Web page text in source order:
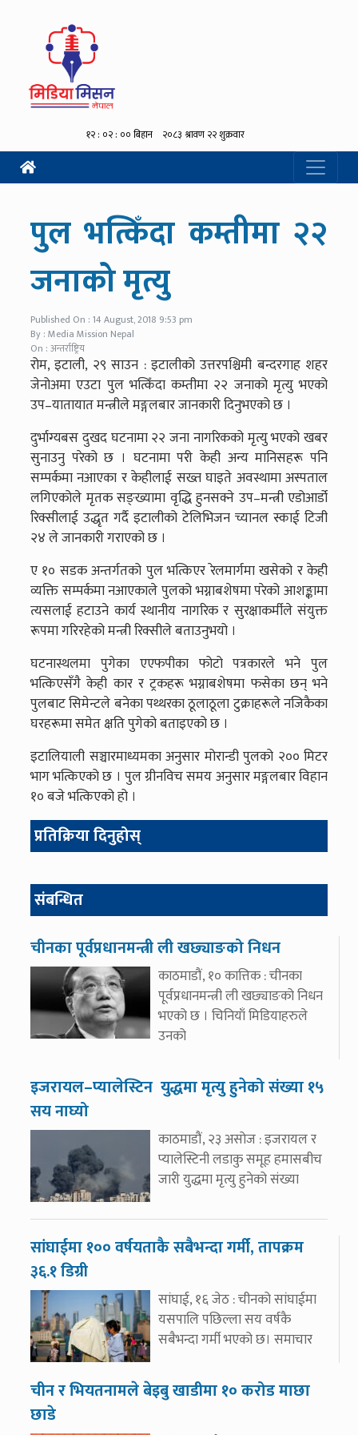
पुल भत्किँदा कम्तीमा २२
जनाको मृत्यु
Published On : 14 August, 2018 9:53 pm
By : Media Mission Nepal
On : अन्तर्राष्ट्रिय
रोम, इटाली, २९ साउन : इटालीको उत्तरपश्चिमी बन्दरगाह शहर
जेनोअमा एउटा पुल भत्किँदा कम्तीमा २२ जनाको मृत्यु भएको
उप–यातायात मन्त्रीले मङ्गलबार जानकारी दिनुभएको छ ।
दुर्भाग्यबस दुखद घटनामा २२ जना नागरिकको मृत्यु भएको खबर
सुनाउनु परेको छ । घटनामा परी केही अन्य मानिसहरू पनि
सम्पर्कमा नआएका र केहीलाई सख्त घाइते अवस्थामा अस्पताल
लगिएकोले मृतक सङ्ख्यामा वृद्धि हुनसक्ने उप–मन्त्री एडोआर्डो
रिक्सीलाई उद्धृत गर्दै इटालीको टेलिभिजन च्यानल स्काई टिजी
२४ ले जानकारी गराएको छ ।
ए १० सडक अन्तर्गतको पुल भत्किएर रेलमार्गमा खसेको र केही
व्यक्ति सम्पर्कमा नआएकाले पुलको भग्नाबशेषमा परेको आशङ्कामा
त्यसलाई हटाउने कार्य स्थानीय नागरिक र सुरक्षाकर्मीले संयुक्त
रूपमा गरिरहेको मन्त्री रिक्सीले बताउनुभयो ।
घटनास्थलमा पुगेका एएफपीका फोटो पत्रकारले भने पुल
भत्किएसँगै केही कार र ट्रकहरू भग्नाबशेषमा फसेका छन् भने
पुलबाट सिमेन्टले बनेका पथ्थरका ठूलाठूला टुक्राहरूले नजिकैका
घरहरूमा समेत क्षति पुगेको बताइएको छ ।
इटालियाली सञ्चारमाध्यमका अनुसार मोरान्डी पुलको २०० मिटर
भाग भत्किएको छ । पुल ग्रीनविच समय अनुसार मङ्गलबार विहान
१० बजे भत्किएको हो ।
प्रतिक्रिया दिनुहोस्
संबन्धित
चीनका पूर्वप्रधानमन्त्री ली खछ्याङको निधन
काठमाडौं, १० कात्तिक : चीनका
पूर्वप्रधानमन्त्री ली खछ्याङको निधन
भएको छ । चिनियाँ मिडियाहरुले
उनको
इजरायल–प्यालेस्टिन युद्धमा मृत्यु हुनेको संख्या १५
सय नाघ्यो
काठमाडौं, २३ असोज : इजरायल र
प्यालेस्टिनी लडाकु समूह हमासबीच
जारी युद्धमा मृत्यु हुनेको संख्या
सांघाईमा १०० वर्षयताकै सबैभन्दा गर्मी, तापक्रम
३६.१ डिग्री
सांघाई, १६ जेठ : चीनको सांघाईमा
यसपालि पछिल्ला सय वर्षकै
सबैभन्दा गर्मी भएको छ। समाचार
चीन र भियतनामले बेइबु खाडीमा १० करोड माछा
छाडे